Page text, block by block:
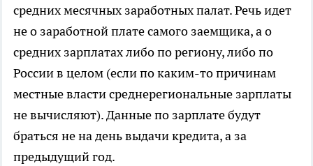
средних месячных заработных палат. Речь идет
не о заработной плате самого заемщика, а о
средних зарплатах либо по региону, либо по
России в целом (если по каким-то причинам
местные власти среднерегиональные зарплаты
не вычисляют). Данные по зарплате будут
браться не на день выдачи кредита, а за
предыдущий год.